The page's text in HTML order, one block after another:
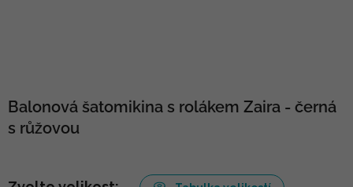
Balonová šatomikina s rolákem Zaira - černá
s růžovou